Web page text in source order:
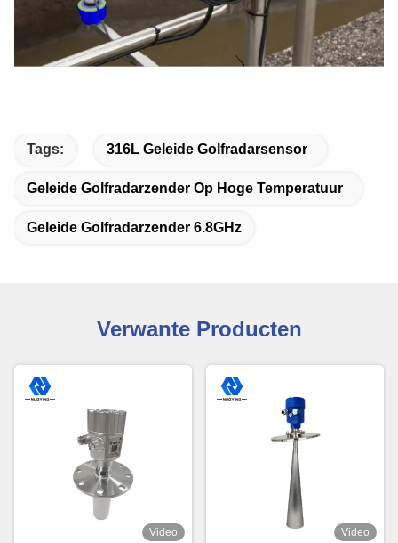
Tags: 316L Geleide Golfradarsensor
Geleide Golfradarzender Op Hoge Temperatuur
Geleide Golfradarzender 6.8GHz
Verwante Producten
Video Video